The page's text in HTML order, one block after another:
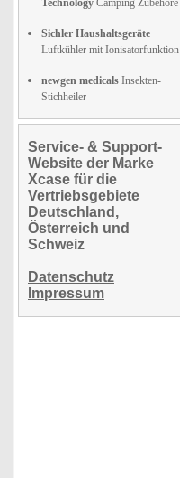
Technology Camping Zubehöre
Sichler Haushaltsgeräte
Luftkühler mit Ionisatorfunktion
newgen medicals Insekten-
Stichheiler
Service- & Support-
Website der Marke
Xcase für die
Vertriebsgebiete
Deutschland,
Österreich und
Schweiz
Datenschutz
Impressum